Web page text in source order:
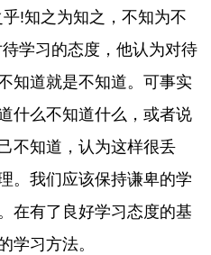
!知之为知之，不知为不
学习的态度，他认为对待
知道就是不知道。可事实
什么不知道什么，或者说
不知道，认为这样很丢
。我们应该保持谦卑的学
在有了良好学习态度的基
学习方法。